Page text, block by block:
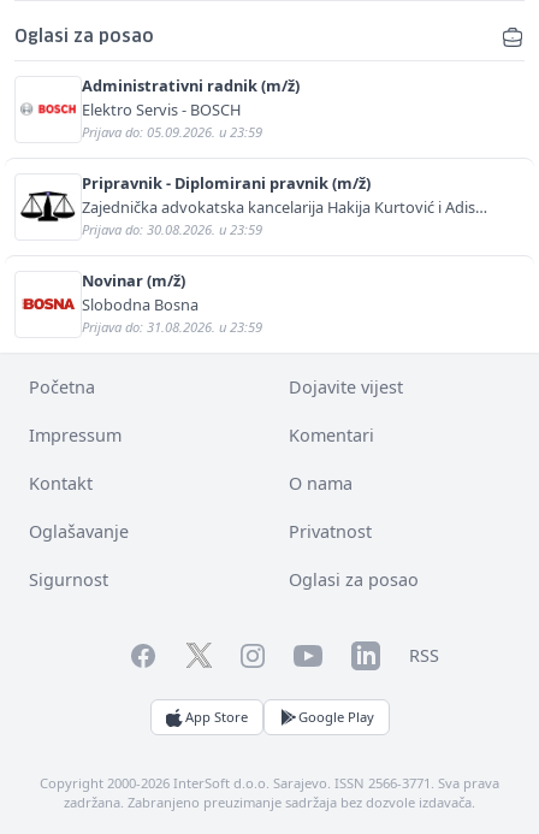
Oglasi za posao
Administrativni radnik (m/ž)
Elektro Servis - BOSCH
Prijava do: 05.09.2026. u 23:59
Pripravnik - Diplomirani pravnik (m/ž)
Zajednička advokatska kancelarija Hakija Kurtović i Adis
Kurtović
Prijava do: 30.08.2026. u 23:59
Novinar (m/ž)
Slobodna Bosna
Prijava do: 31.08.2026. u 23:59
Početna Dojavite vijest
Impressum Komentari
Kontakt O nama
Oglašavanje Privatnost
Sigurnost Oglasi za posao
FacebookTwitterInstagramYouTubeLinkedInRSS
App Store Google Play
Copyright 2000-2026 InterSoft d.o.o. Sarajevo. ISSN 2566-3771. Sva prava
zadržana. Zabranjeno preuzimanje sadržaja bez dozvole izdavača.